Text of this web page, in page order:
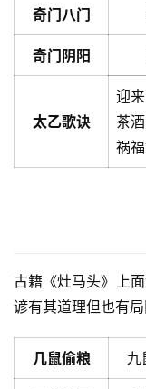
奇门八门
奇门阴阳
太乙歌诀
迎
茶
祸
古籍《灶马头》上
谚有其道理但也有局
几鼠偷粮 九